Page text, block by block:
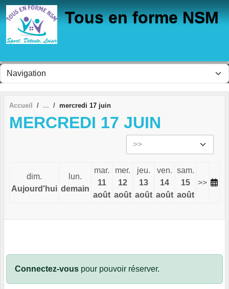
Tous en forme NSM
Accueil mercredi 17 juin
MERCREDI 17 JUIN
dim.
Aujourd'hui
lun.
demain
mar.
11
août
mer.
12
août
jeu.
13
août
ven.
14
août
sam.
15
août
>>
Connectez-vous pour pouvoir réserver.
Panneau de gestion des cookies